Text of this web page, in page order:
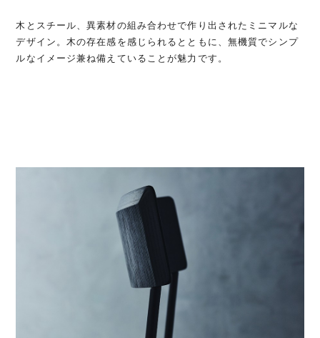
木とスチール、異素材の組み合わせで作り出されたミニマルな
デザイン。木の存在感を感じられるとともに、無機質でシンプ
ルなイメージ兼ね備えていることが魅力です。